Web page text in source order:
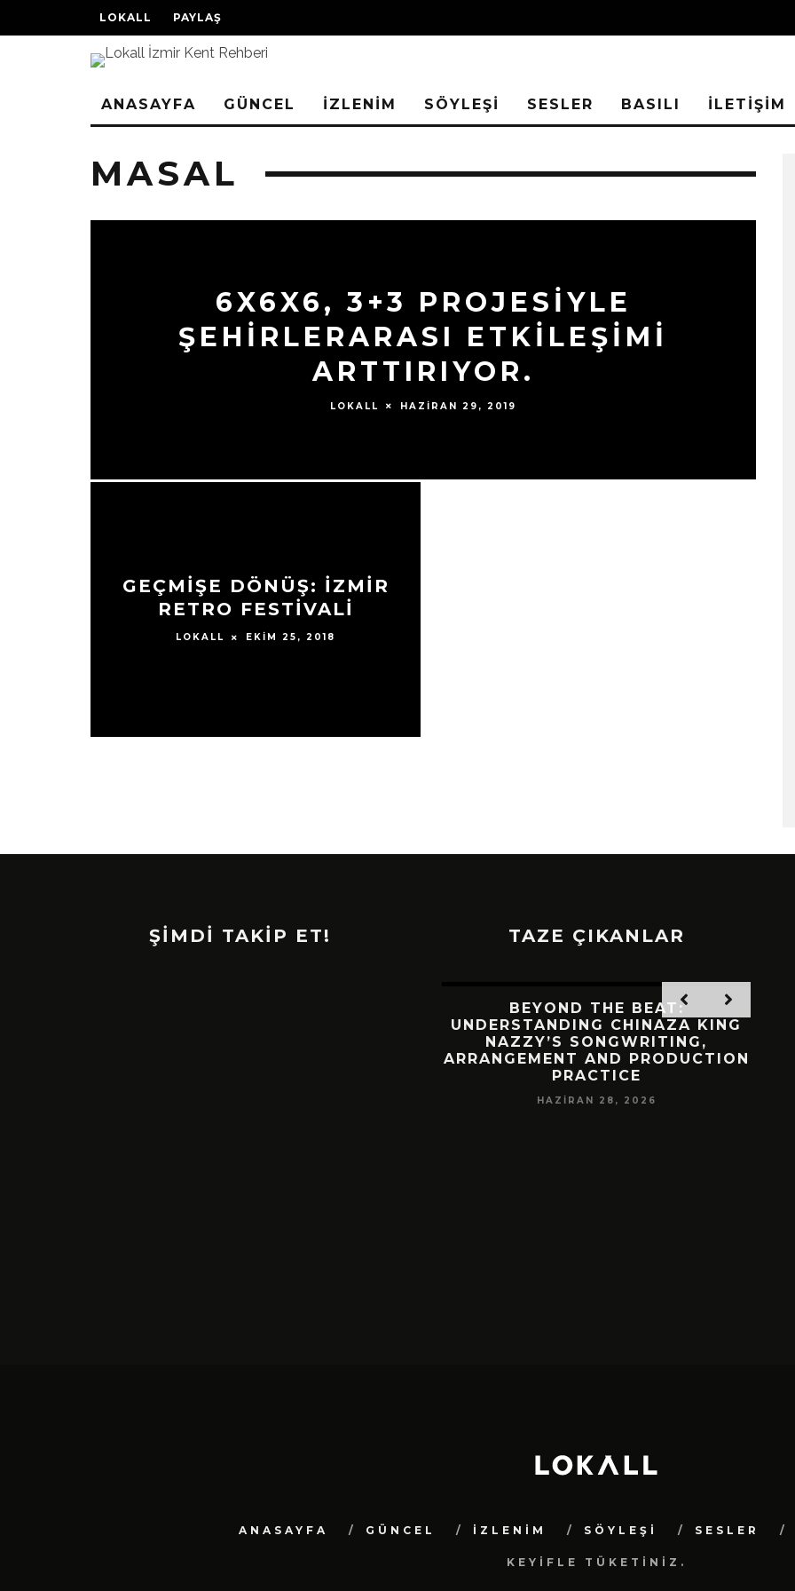
LOKALL PAYLAŞ
ANASAYFA GÜNCEL İZLENİM SÖYLEŞİ SESLER BASILI İLETİŞİM
MASAL
6X6X6, 3+3 PROJESİYLE
ŞEHİRLERARASI ETKİLEŞİMİ
ARTTIRIYOR.
LOKALL HAZIRAN 29, 2019
GEÇMIŞE DÖNÜŞ: İZMIR
RETRO FESTIVALI
LOKALL EKIM 25, 2018
SIYAH TAVŞAN’DAN
ŞİMDİ TAKİP ET! TAZE ÇIKANLAR
BEYOND THE BEAT:
UNDERSTANDING CHINAZA KING
NAZZY’S SONGWRITING,
ARRANGEMENT AND PRODUCTION
PRACTICE
HAZIRAN 28, 2026
ANASAYFA GÜNCEL İZLENİM SÖYLEŞİ SESLER
KEYİFLE TÜKETİNİZ.